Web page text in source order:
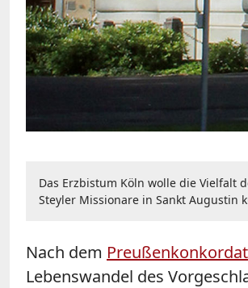
Das Erzbistum Köln wolle die Vielfalt
Steyler Missionare in Sankt Augustin
Nach dem Preußenkonkordat
Lebenswandel des